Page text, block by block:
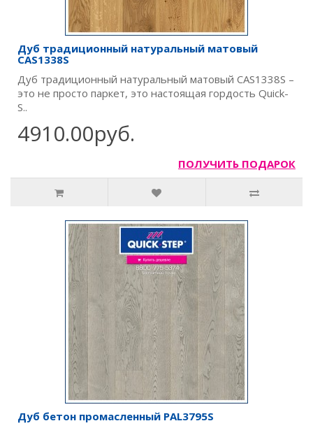
Дуб традиционный натуральный матовый
CAS1338S
Дуб традиционный натуральный матовый CAS1338S –
это не просто паркет, это настоящая гордость Quick-
S..
4910.00руб.
ПОЛУЧИТЬ ПОДАРОК
Дуб бетон промасленный PAL3795S